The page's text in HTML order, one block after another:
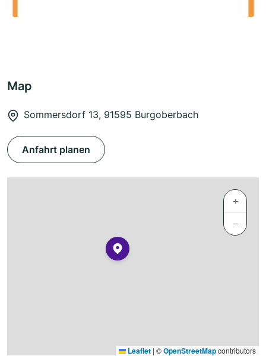
Map
Sommersdorf 13, 91595 Burgoberbach
Anfahrt planen
+
−
Leaflet | ©OpenStreetMapcontributors